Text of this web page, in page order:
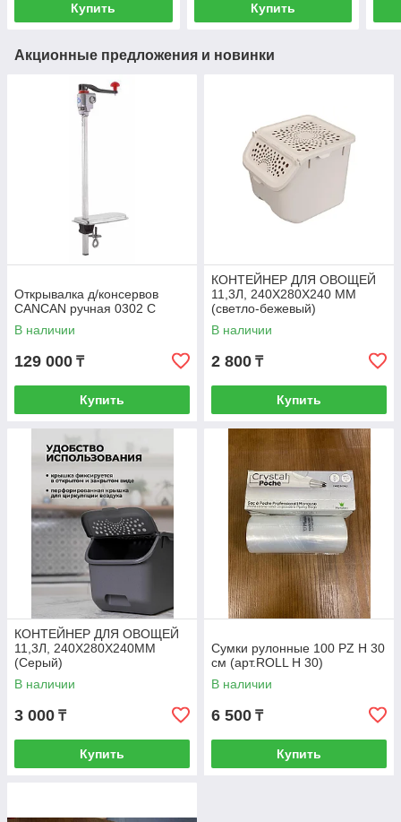
Купить Купить
Акционные предложения и новинки
Открывалка д/консервов
CANCAN ручная 0302 С
В наличии
129 000 ₸
Купить
КОНТЕЙНЕР ДЛЯ ОВОЩЕЙ
11,3Л, 240Х280Х240 ММ
(светло-бежевый)
В наличии
2 800 ₸
Купить
КОНТЕЙНЕР ДЛЯ ОВОЩЕЙ
11,3Л, 240Х280Х240ММ
(Серый)
В наличии
3 000 ₸
Купить
Сумки рулонные 100 PZ H 30
см (арт.ROLL H 30)
В наличии
6 500 ₸
Купить